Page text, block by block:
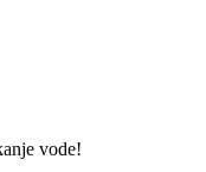
vode!